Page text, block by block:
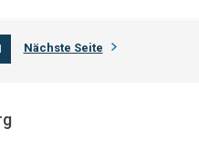
Nächste Seite